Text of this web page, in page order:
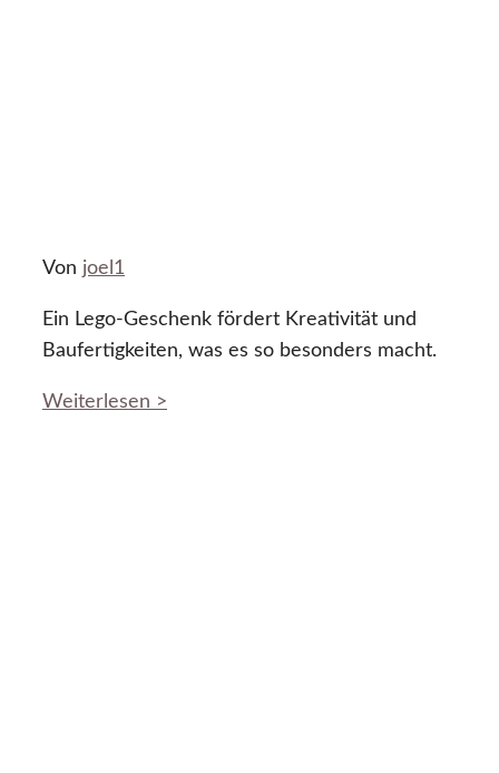
Von joel1
Ein Lego-Geschenk fördert Kreativität und
Baufertigkeiten, was es so besonders macht.
Weiterlesen >